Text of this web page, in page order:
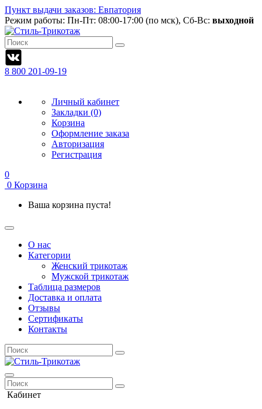
Пункт выдачи заказов: Евпатория
Режим работы: Пн-Пт: 08:00-17:00 (по мск), Сб-Вс: выходной
8 800 201-09-19
Личный кабинет
Закладки (0)
Корзина
Оформление заказа
Авторизация
Регистрация
0
0 Корзина
Ваша корзина пуста!
О нас
Категории
Женский трикотаж
Мужской трикотаж
Таблица размеров
Доставка и оплата
Отзывы
Сертификаты
Контакты
Кабинет